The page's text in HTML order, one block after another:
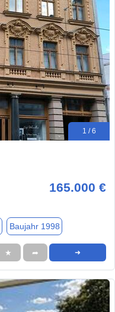
1 / 6
165.000 €
Baujahr 1998
★ ➦ ➜